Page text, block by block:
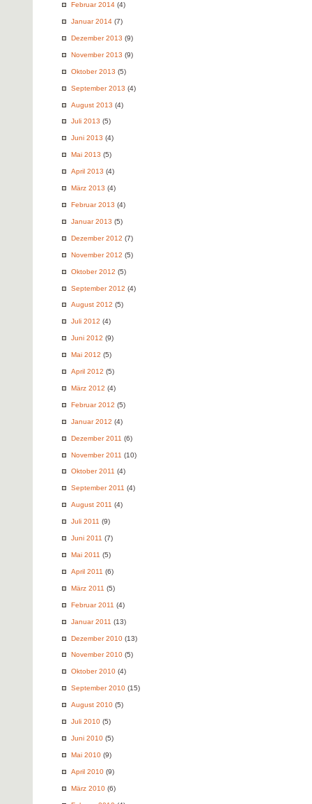
Februar 2014 (4)
Januar 2014 (7)
Dezember 2013 (9)
November 2013 (9)
Oktober 2013 (5)
September 2013 (4)
August 2013 (4)
Juli 2013 (5)
Juni 2013 (4)
Mai 2013 (5)
April 2013 (4)
März 2013 (4)
Februar 2013 (4)
Januar 2013 (5)
Dezember 2012 (7)
November 2012 (5)
Oktober 2012 (5)
September 2012 (4)
August 2012 (5)
Juli 2012 (4)
Juni 2012 (9)
Mai 2012 (5)
April 2012 (5)
März 2012 (4)
Februar 2012 (5)
Januar 2012 (4)
Dezember 2011 (6)
November 2011 (10)
Oktober 2011 (4)
September 2011 (4)
August 2011 (4)
Juli 2011 (9)
Juni 2011 (7)
Mai 2011 (5)
April 2011 (6)
März 2011 (5)
Februar 2011 (4)
Januar 2011 (13)
Dezember 2010 (13)
November 2010 (5)
Oktober 2010 (4)
September 2010 (15)
August 2010 (5)
Juli 2010 (5)
Juni 2010 (5)
Mai 2010 (9)
April 2010 (9)
März 2010 (6)